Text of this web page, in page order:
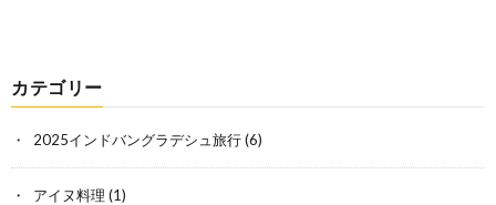
カテゴリー
2025インドバングラデシュ旅行(6)
アイヌ料理 (1)